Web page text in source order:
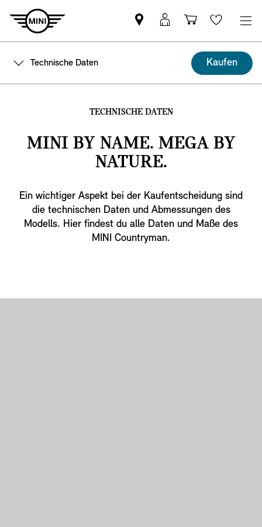
MINI
Partner
Mein
MINI
Login
Shopping
cart
Wishlist
Technische Daten Kaufen
TECHNISCHE DATEN
MINI BY NAME. MEGA BY
NATURE.
Ein wichtiger Aspekt bei der Kaufentscheidung sind
die technischen Daten und Abmessungen des
Modells. Hier findest du alle Daten und Maße des
MINI Countryman.